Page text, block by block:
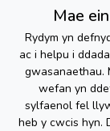
Mae
Rydym yn
ac i helpu i
gwasanaethau.
wefan yn
sylfaenol fel
heb y cwcis hyn.